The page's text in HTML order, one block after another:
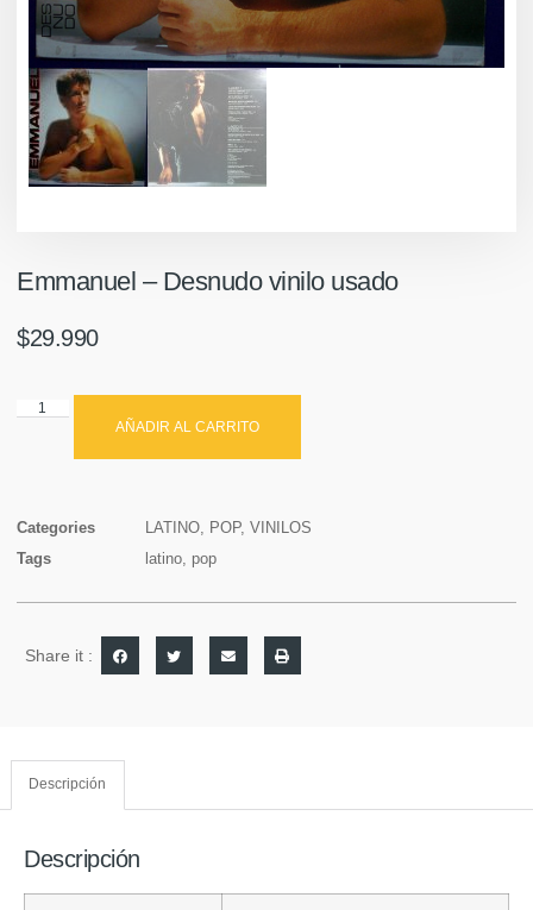
Emmanuel – Desnudo vinilo usado
$29.990
AÑADIR AL CARRITO
Categories LATINO POP, VINILOS
Tags
latino pop
Share it :
Descripción
Descripción